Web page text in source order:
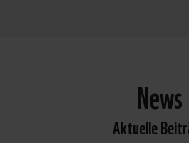
News
Aktuelle